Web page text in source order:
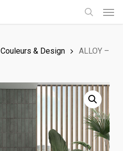
search
Couleurs & Design
ALLOY –